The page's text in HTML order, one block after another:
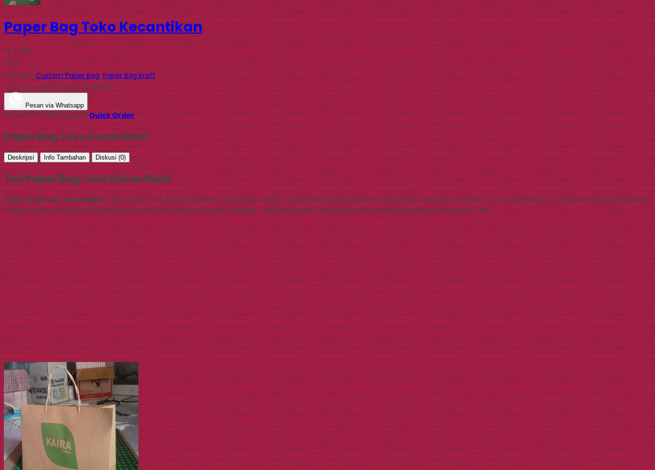
Paper Bag Toko Kecantikan
Rp 2.350
Stok
Kategori Custom Paper Bag,Paper Bag Kraft
Tentukan pilihan yang tersedia!
Pesan via Whatsapp
Pemesanan lebih cepat!Quick Order
Paper Bag Toko Kecantikan
Deskripsi Info Tambahan Diskusi (0)
Tas Paper Bag Toko Kecantikan
Paper bag toko kecantikandibutuhkan untuk memudahkan pelanggan dalam membawa belanjaan dari toko Anda. Tidak perlu mahal untuk memberikan nuansa mewah dan berkelas.
Dengan paper bag ramah lingkungan Anda bisa branding produk sekaligus mendistribusikan brand milik Anda dalam jangkauan yang lebih luas.